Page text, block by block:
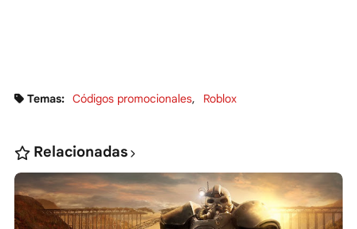
Temas: Códigos promocionales Roblox
Relacionadas